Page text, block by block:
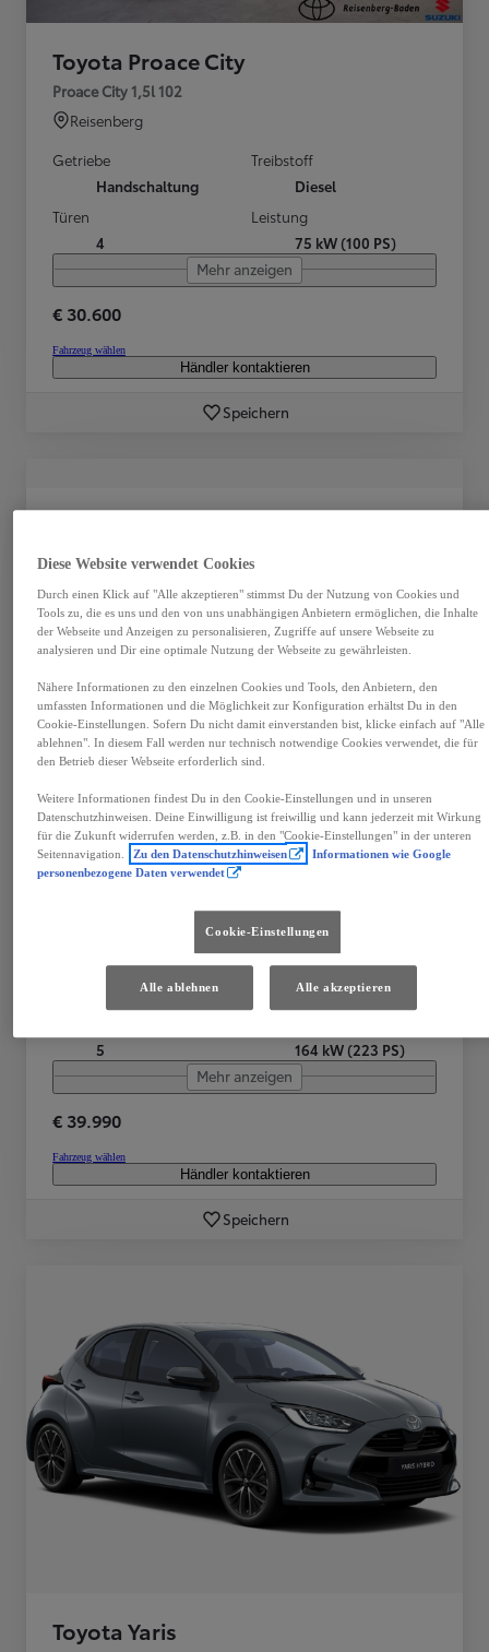
Toyota Proace City
Proace City 1,5l 102
Reisenberg
Getriebe
Handschaltung
Treibstoff
Diesel
Türen
4
Leistung
75 kW (100 PS)
Mehr anzeigen
€ 30.600
Fahrzeug wählen
Händler kontaktieren
Speichern
Toyota C-HR
C-HR - 2,0 l Plugin 4x2 Active Drive CV + Technik Paket
Ried im Innkreis
Automatik
Treibstoff
Plug-In Hybrid
Benzin
5
164 kW (223 PS)
Mehr anzeigen
€ 39.990
Fahrzeug wählen
Händler kontaktieren
Speichern
Toyota Yaris
Diese Website verwendet Cookies
Durch einen Klick auf "Alle akzeptieren" stimmst Du der Nutzung von Cookies und
Tools zu, die es uns und den von uns unabhängigen Anbietern ermöglichen, die Inhalte
der Webseite und Anzeigen zu personalisieren, Zugriffe auf unsere Webseite zu
analysieren und Dir eine optimale Nutzung der Webseite zu gewährleisten.
Nähere Informationen zu den einzelnen Cookies und Tools, den Anbietern, den
umfassten Informationen und die Möglichkeit zur Konfiguration erhältst Du in den
Cookie-Einstellungen. Sofern Du nicht damit einverstanden bist, klicke einfach auf "Alle
ablehnen". In diesem Fall werden nur technisch notwendige Cookies verwendet, die für
den Betrieb dieser Webseite erforderlich sind.
Weitere Informationen findest Du in den Cookie-Einstellungen und in unseren
Datenschutzhinweisen. Deine Einwilligung ist freiwillig und kann jederzeit mit Wirkung
für die Zukunft widerrufen werden, z.B. in den "Cookie-Einstellungen" in der unteren
Seitennavigation.
Zu den Datenschutzhinweisen
Informationen wie Google
personenbezogene Daten verwendet
Cookie-Einstellungen
Alle ablehnen Alle akzeptieren